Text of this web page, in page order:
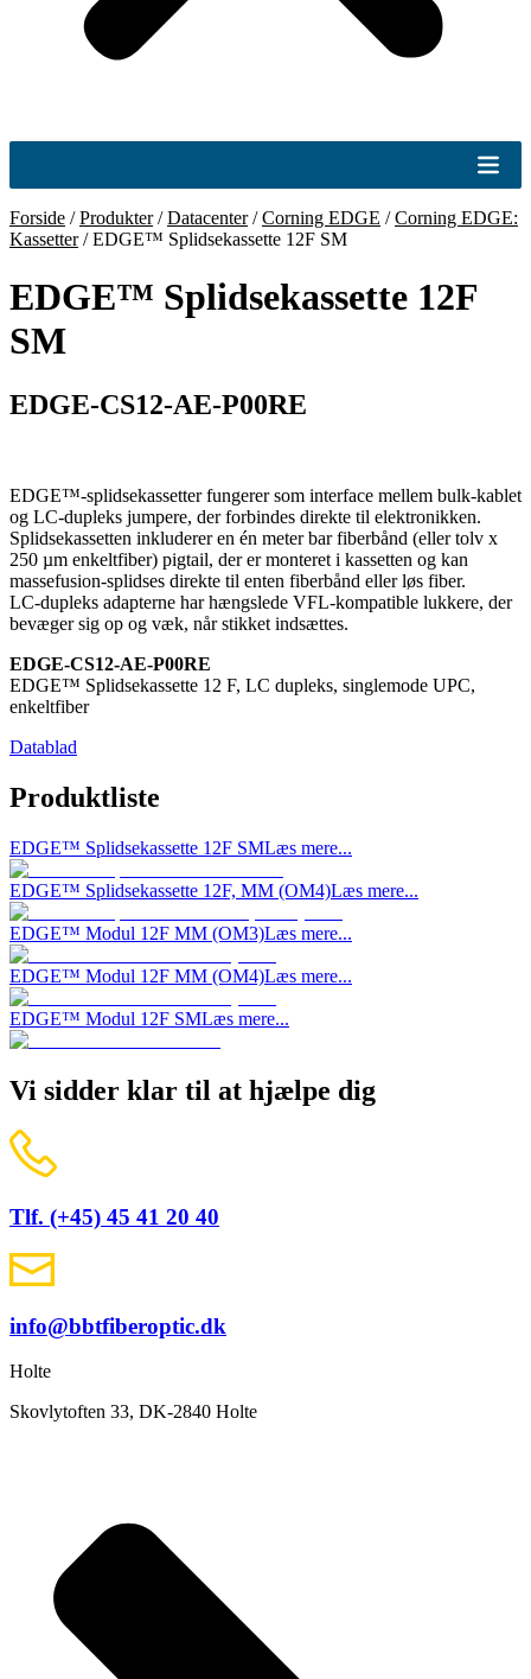
Forside /Produkter/Datacenter/Corning EDGE /Corning EDGE:
Kassetter/EDGE™ Splidsekassette 12F SM
EDGE™ Splidsekassette 12F
SM
EDGE-CS12-AE-P00RE
EDGE™-splidsekassetter fungerer som interface mellem bulk-kablet
og LC-dupleks jumpere, der forbindes direkte til elektronikken.
Splidsekassetten inkluderer en én meter bar fiberbånd (eller tolv x
250 µm enkeltfiber) pigtail, der er monteret i kassetten og kan
massefusion-splidses direkte til enten fiberbånd eller løs fiber.
LC-dupleks adapterne har hængslede VFL-kompatible lukkere, der
bevæger sig op og væk, når stikket indsættes.
EDGE-CS12-AE-P00RE
EDGE™ Splidsekassette 12 F, LC dupleks, singlemode UPC,
enkeltfiber
Datablad
Produktliste
EDGE™ Splidsekassette 12F SMLæs mere...
EDGE™ Splidsekassette 12F, MM (OM4)Læs mere...
EDGE™ Modul 12F MM (OM3)Læs mere...
EDGE™ Modul 12F MM (OM4)Læs mere...
EDGE™ Modul 12F SMLæs mere...
Vi sidder klar til at hjælpe dig
Tlf. (+45) 45 41 20 40
info@bbtfiberoptic.dk
Holte
Skovlytoften 33, DK-2840 Holte